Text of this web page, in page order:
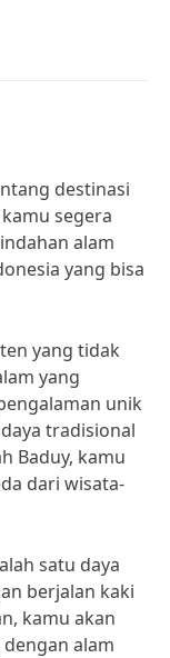
destinasi
segera
alam
yang bisa
yang tidak
yang
unik
tradisional
Baduy, kamu
dari wisata-
satu daya
berjalan kaki
kamu akan
alam